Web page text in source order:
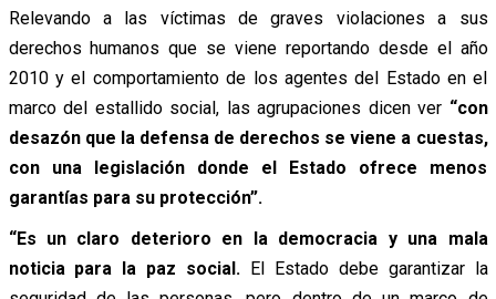
Relevando a las víctimas de graves violaciones a sus
derechos humanos que se viene reportando desde el año
2010 y el comportamiento de los agentes del Estado en el
marco del estallido social, las agrupaciones dicen ver “con
desazón que la defensa de derechos se viene a cuestas,
con una legislación donde el Estado ofrece menos
garantías para su protección”.
“Es un claro deterioro en la democracia y una mala
noticia para la paz social. El Estado debe garantizar la